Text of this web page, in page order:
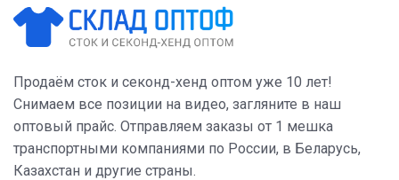
Продаём сток и секонд-хенд оптом уже 10 лет!
Снимаем все позиции на видео, загляните в наш
оптовый прайс. Отправляем заказы от 1 мешка
транспортными компаниями по России, в Беларусь,
Казахстан и другие страны.